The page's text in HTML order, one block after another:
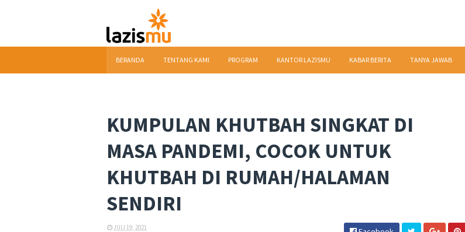
BERANDA TENTANG KAMI PROGRAM KANTOR LAZISMU KABAR BERITA TANYA JAWAB
KUMPULAN KHUTBAH SINGKAT DI
MASA PANDEMI, COCOK UNTUK
KHUTBAH DI RUMAH/HALAMAN
SENDIRI
JULI 19, 2021